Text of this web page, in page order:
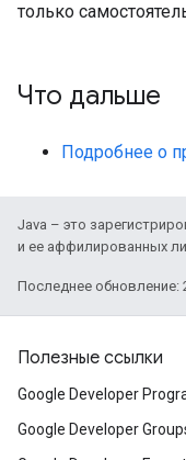
только
Что дальше
Подробнее о
Java – это
и ее аффилированных
Последнее обновление:
Полезные ссылки
Google Developer
Google Developer